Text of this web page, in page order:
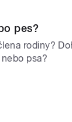
pes?
rodiny?
psa?